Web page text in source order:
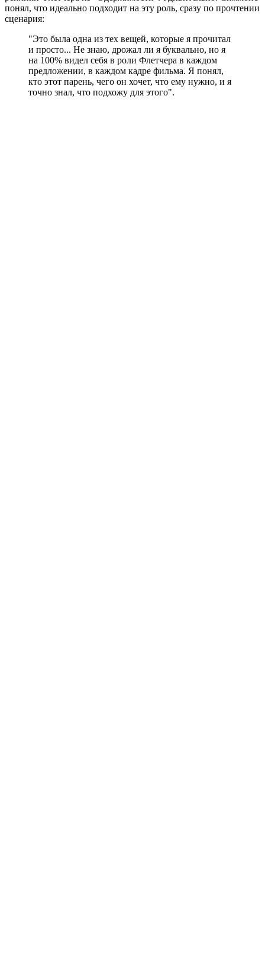
понял, что идеально подходит на эту роль, сразу по прочтении
сценария:
"Это была одна из тех вещей, которые я прочитал
и просто... Не знаю, дрожал ли я буквально, но я
на 100% видел себя в роли Флетчера в каждом
предложении, в каждом кадре фильма. Я понял,
кто этот парень, чего он хочет, что ему нужно, и я
точно знал, что подхожу для этого".